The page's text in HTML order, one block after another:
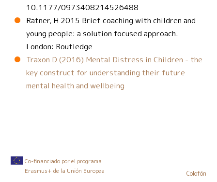
10.1177/0973408214526488
Ratner, H 2015 Brief coaching with children and
young people: a solution focused approach.
London: Routledge
Traxon D (2016) Mental Distress in Children - the
key construct for understanding their future
mental health and wellbeing
Co-financiado por el programa
Erasmus+ de la Unión Europea
Colofón